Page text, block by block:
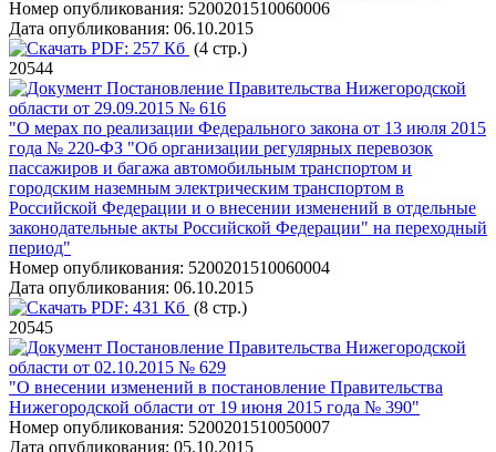
Номер опубликования: 5200201510060006
Дата опубликования: 06.10.2015
PDF: 257 Кб (4 стр.)
20544
Постановление Правительства Нижегородской
области от 29.09.2015 № 616
"О мерах по реализации Федерального закона от 13 июля 2015
года № 220-ФЗ "Об организации регулярных перевозок
пассажиров и багажа автомобильным транспортом и
городским наземным электрическим транспортом в
Российской Федерации и о внесении изменений в отдельные
законодательные акты Российской Федерации" на переходный
период"
Номер опубликования: 5200201510060004
Дата опубликования: 06.10.2015
PDF: 431 Кб (8 стр.)
20545
Постановление Правительства Нижегородской
области от 02.10.2015 № 629
"О внесении изменений в постановление Правительства
Нижегородской области от 19 июня 2015 года № 390"
Номер опубликования: 5200201510050007
Дата опубликования: 05.10.2015